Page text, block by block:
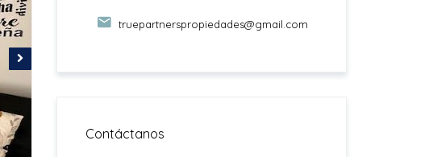
truepartnerspropiedades@gmail.com
Contáctanos